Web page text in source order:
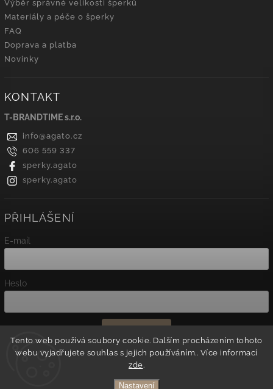
Tento web používá soubory cookie. Dalším procházením tohoto
webu vyjadřujete souhlas s jejich používáním.. Více informací
zde.
Nastavení
Výběr správné velikosti šperků
Materiály a péče o šperky
FAQ
Doprava a platba
Novinky
KONTAKT
T-BRANDTIME s.r.o.
info@agato.cz
606 559 337
sperky.agato
sperky.agato
PŘIHLÁŠENÍ
E-mail
Heslo
Nová registrace